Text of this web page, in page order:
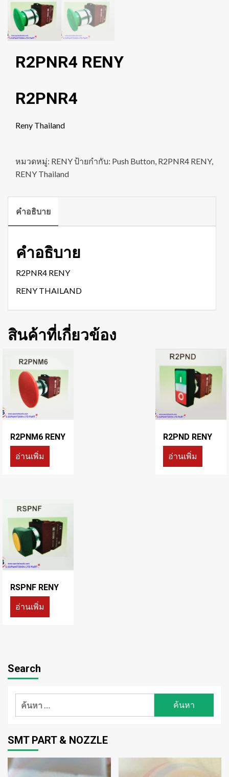
R2PNR4 RENY
R2PNR4
Reny Thailand
หมวดหมู่: RENYป้ายกำกับ: Push Button, R2PNR4 RENY,
RENY Thailand
คำอธิบาย
คำอธิบาย
R2PNR4 RENY
RENY THAILAND
สินค้าที่เกี่ยวข้อง
R2PNM6 RENY
อ่านเพิ่ม
R2PND RENY
อ่านเพิ่ม
RSPNF RENY
อ่านเพิ่ม
Search
ค้นหา
SMT PART & NOZZLE